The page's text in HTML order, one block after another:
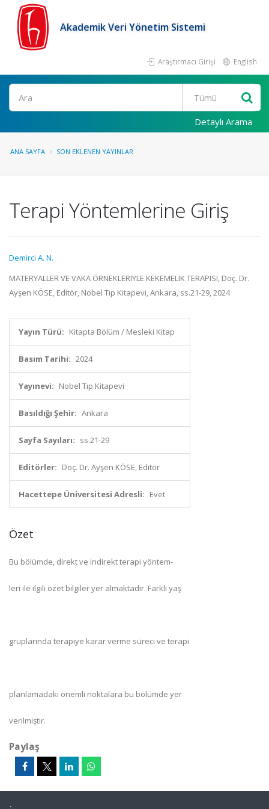
Akademik Veri Yönetim Sistemi
Araştırmacı Girişi English
Ara
Detaylı Arama
ANA SAYFA SON EKLENEN YAYINLAR
Terapi Yöntemlerine Giriş
Demirci A. N.
MATERYALLER VE VAKA ÖRNEKLERIYLE KEKEMELIK TERAPISI, Doç. Dr.
Ayşen KÖSE, Editör, Nobel Tıp Kitapevi, Ankara, ss.21-29, 2024
Yayın Türü: Kitapta Bölüm / Mesleki Kitap
Basım Tarihi: 2024
Yayınevi: Nobel Tıp Kitapevi
Basıldığı Şehir: Ankara
Sayfa Sayıları: ss.21-29
Editörler: Doç. Dr. Ayşen KÖSE, Editör
Hacettepe Üniversitesi Adresli: Evet
Özet
Bu bölümde, direkt ve indirekt terapi yöntem-
leri ile ilgili özet bilgiler yer almaktadır. Farklı yaş
gruplarında terapiye karar verme süreci ve terapi
planlamadaki önemli noktalara bu bölümde yer
verilmiştir.
Paylaş